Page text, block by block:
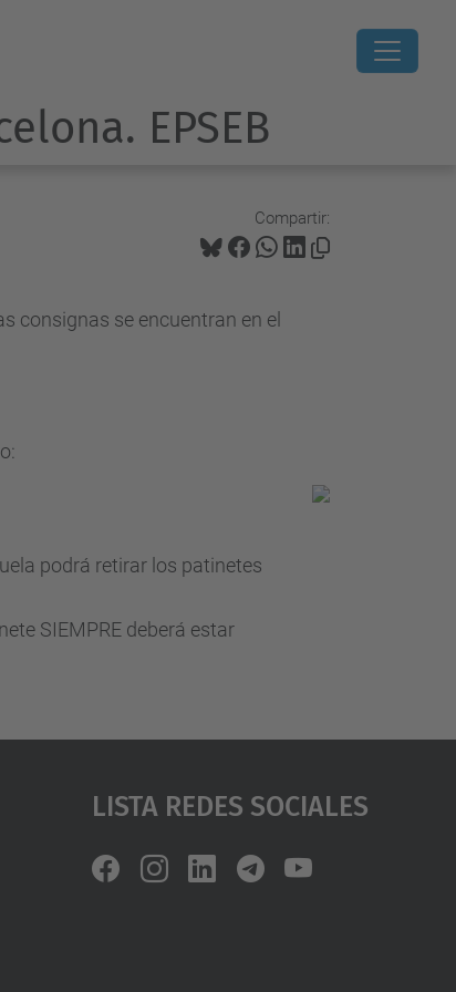
EPSEB
Compartir:
consignas se encuentran en el
podrá retirar los patinetes
SIEMPRE deberá estar
Lista Redes Sociales